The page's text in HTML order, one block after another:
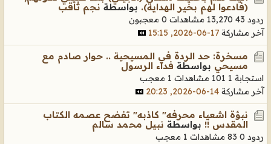
(فادعوا لهم بخير الهداية). بواسطة نجم ثاقب
ردود 43 13,270 مشاهدات
0 معجبون
آخر مشاركة 17-06-2026, 15:15
مسخرة: حد الردة في المسيحية .. حوار صادم مع
مسيحي بواسطة فداء الرسول
استجابة 1 101 مشاهدات
1 معجب
آخر مشاركة 14-06-2026, 20:23
نبؤة اشعياء محرفه" كاذبه" تفضح عصمه الكتاب
المقدس !! بواسطة نبيل محمد سالم
ردود 0 83 مشاهدات
1 معجب